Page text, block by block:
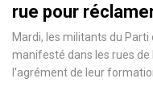
rue pour
Mardi, les militants du Parti
manifesté dans les rues
l'agrément de leur